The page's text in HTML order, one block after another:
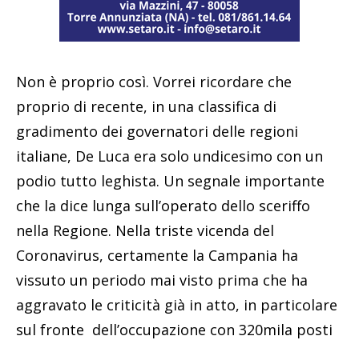
Non è proprio così. Vorrei ricordare che
proprio di recente, in una classifica di
gradimento dei governatori delle regioni
italiane, De Luca era solo undicesimo con un
podio tutto leghista. Un segnale importante
che la dice lunga sull’operato dello sceriffo
nella Regione. Nella triste vicenda del
Coronavirus, certamente la Campania ha
vissuto un periodo mai visto prima che ha
aggravato le criticità già in atto, in particolare
sul fronte dell’occupazione con 320mila posti